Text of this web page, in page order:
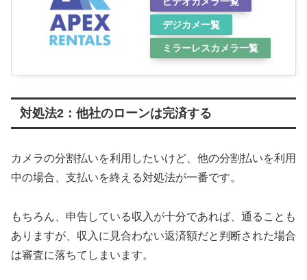
デジカメ一覧
ミラーレスカメラ一覧
対処法2：他社のローンは完済する
カメラの分割払いを利用したいけど、他の分割払いを利用
中の場合、支払いを終える対処法が一番です。
もちろん、申告している収入が十分であれば、通ることも
ありますが、収入に見合わない返済額だと判断された場合
は審査に落ちてしまいます。